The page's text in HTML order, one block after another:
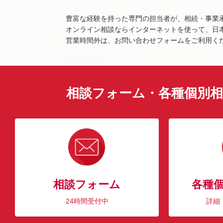
豊富な経験を持った専門の担当者が、相続・事
オンライン相談ならインターネットを使って、
営業時間外は、お問い合わせフォームをご利用
相談フォーム・各種個別
相談フォーム
24時間受付中
各種
詳細